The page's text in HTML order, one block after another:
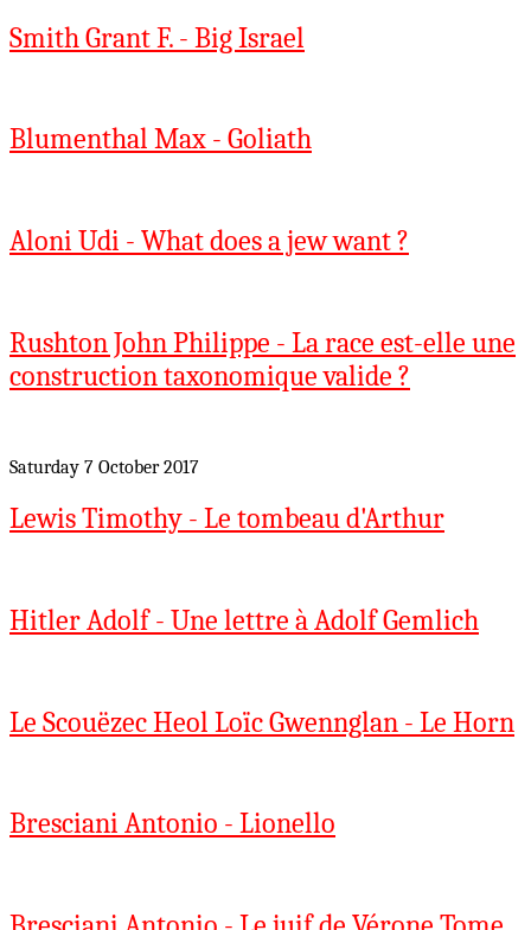
Smith Grant F. - Big Israel
Blumenthal Max - Goliath
Aloni Udi - What does a jew want ?
Rushton John Philippe - La race est-elle une
construction taxonomique valide ?
Saturday 7 October 2017
Lewis Timothy - Le tombeau d'Arthur
Hitler Adolf - Une lettre à Adolf Gemlich
Le Scouëzec Heol Loïc Gwennglan - Le Horn
Bresciani Antonio - Lionello